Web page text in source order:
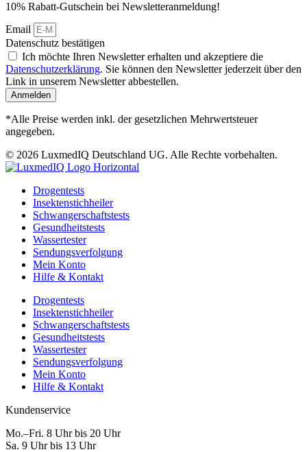
10% Rabatt-Gutschein bei Newsletteranmeldung!
Email
Datenschutz bestätigen
Ich möchte Ihren Newsletter erhalten und akzeptiere die
Datenschutzerklärung. Sie können den Newsletter jederzeit über den
Link in unserem Newsletter abbestellen.
Anmelden
*Alle Preise werden inkl. der gesetzlichen Mehrwertsteuer
angegeben.
© 2026 LuxmedIQ Deutschland UG. Alle Rechte vorbehalten.
Drogentests
Insektenstichheiler
Schwangerschaftstests
Gesundheitstests
Wassertester
Sendungsverfolgung
Mein Konto
Hilfe & Kontakt
Drogentests
Insektenstichheiler
Schwangerschaftstests
Gesundheitstests
Wassertester
Sendungsverfolgung
Mein Konto
Hilfe & Kontakt
Kundenservice
Mo.–Fri. 8 Uhr bis 20 Uhr
Sa. 9 Uhr bis 13 Uhr